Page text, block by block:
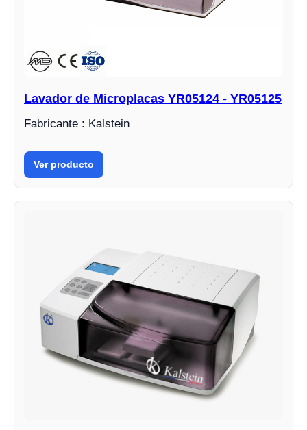
Lavador de Microplacas YR05124 - YR05125
Fabricante : Kalstein
Ver producto